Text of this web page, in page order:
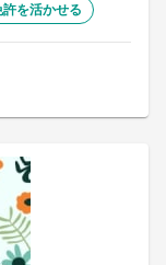
を活かせる